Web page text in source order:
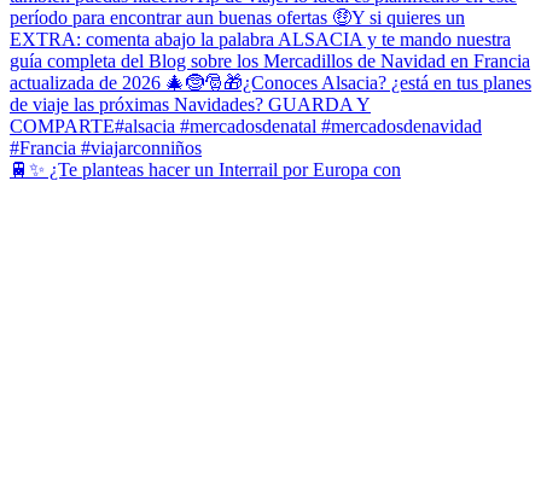
🚆✨ ¿Te planteas hacer un Interrail por Europa con